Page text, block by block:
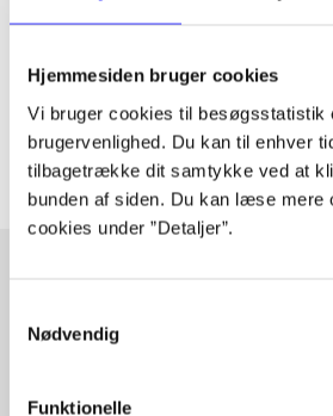
Hjemmesiden bruger cookies
Vi bruger cookies til besøgsstatistik
brugervenlighed. Du kan til enhver
tilbagetrække dit samtykke ved at
bunden af siden. Du kan læse mere
cookies under ”Detaljer”.
Nødvendig
Funktionelle
Tidsskrift
Artiklerne ihandler ofte om
Artikler med samme emner